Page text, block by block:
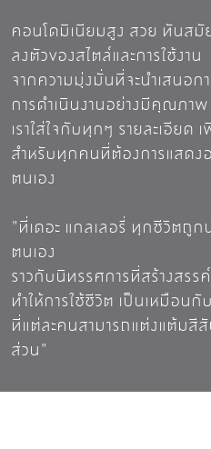
คอนโดมิเนียมสูง สวย ทันสมั
ลงตัวของสไตล์และการใช้งาน
จากความมุ่งมั่นที่จะนำเสนอ
การดำเนินงานอย่างมีคุณภาพ
เราใส่ใจกับทุกๆ รายละเอียด
สำหรับทุกคนที่ต้องการแสดง
ตนเอง
"ที่เดอะ แกลเลอรี่ ทุกชีวิตถูก
ตนเอง
ราวกับนิทรรศการที่สร้างสรร
ทำให้การใช้ชีวิต เป็นเหมือนกั
ที่แต่ละคนสามารถแต่งแต้มสี
ส่วน"